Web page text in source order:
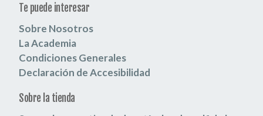
Te puede interesar
Sobre Nosotros
La Academia
Condiciones Generales
Declaración de Accesibilidad
Sobre la tienda